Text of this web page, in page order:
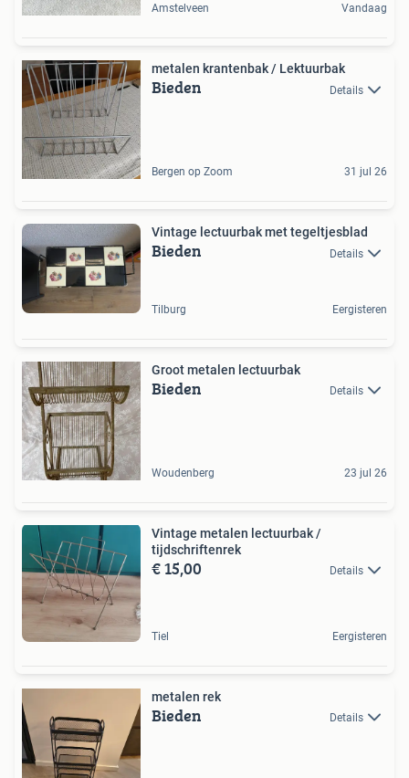
Amstelveen Vandaag
metalen krantenbak / Lektuurbak
Bieden Details
Bergen op Zoom 31 jul 26
Vintage lectuurbak met tegeltjesblad
Bieden Details
Tilburg Eergisteren
Groot metalen lectuurbak
Bieden Details
Woudenberg 23 jul 26
Vintage metalen lectuurbak /
tijdschriftenrek
€ 15,00 Details
Tiel Eergisteren
metalen rek
Bieden Details